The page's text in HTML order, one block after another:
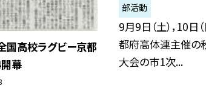
全国高校ラグビー京都
幕
部活動
9月9日（土），10日
都府高体連主催の
大会の市1次...